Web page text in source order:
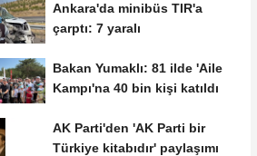
Ankara'da minibüs TIR'a
çarptı: 7 yaralı
Bakan Yumaklı: 81 ilde 'Aile
Kampı'na 40 bin kişi katıldı
AK Parti'den 'AK Parti bir
Türkiye kitabıdır' paylaşımı